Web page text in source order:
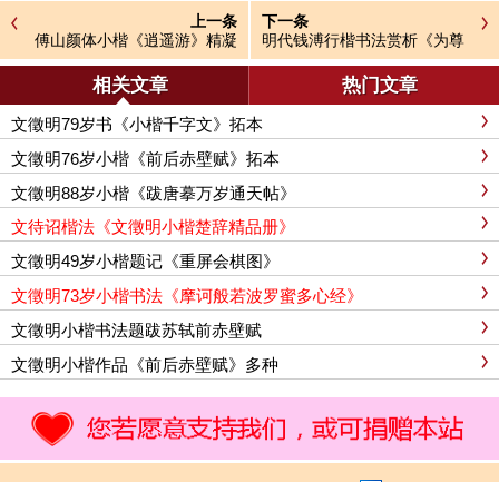
上一条
傅山颜体小楷《逍遥游》精凝
静穆
下一条
明代钱溥行楷书法赏析《为尊
翁寿诗》
相关文章 热门文章
文徵明79岁书《小楷千字文》拓本
文徵明76岁小楷《前后赤壁赋》拓本
文徵明88岁小楷《跋唐摹万岁通天帖》
文待诏楷法《文徵明小楷楚辞精品册》
文徵明49岁小楷题记《重屏会棋图》
文徵明73岁小楷书法《摩诃般若波罗蜜多心经》
文徵明小楷书法题跋苏轼前赤壁赋
文徵明小楷作品《前后赤壁赋》多种